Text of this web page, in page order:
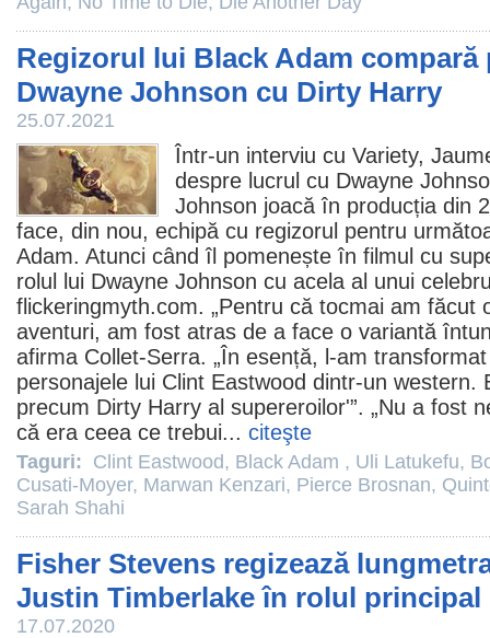
Regizorul lui Black Adam
Dwayne Johnson cu Dirty Harry
25.07.2021
Într-un interviu cu Variety,
despre lucrul cu Dwayne
Johnson joacă în producția din
face, din nou, echipă cu regizorul pentru
Adam. Atunci când îl pomenește în filmul cu
rolul lui Dwayne Johnson cu acela al unui
flickeringmyth.com. „Pentru că tocmai am făcut
aventuri, am fost atras de a face o variantă
afirma Collet-Serra. „În esență, l-am
personajele lui Clint Eastwood dintr-un western.
precum Dirty Harry al supereroilor'”. „Nu a fost
că era ceea ce trebui... citeşte
Taguri: Clint Eastwood, Black Adam , Uli Latukefu,
Cusati-Moyer, Marwan Kenzari, Pierce Brosnan,
Sarah Shahi
Fisher Stevens regizează
Justin Timberlake în rolul principal
17.07.2020